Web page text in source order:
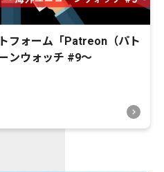
フォーム「Patreon（パト
ンウォッチ #9〜